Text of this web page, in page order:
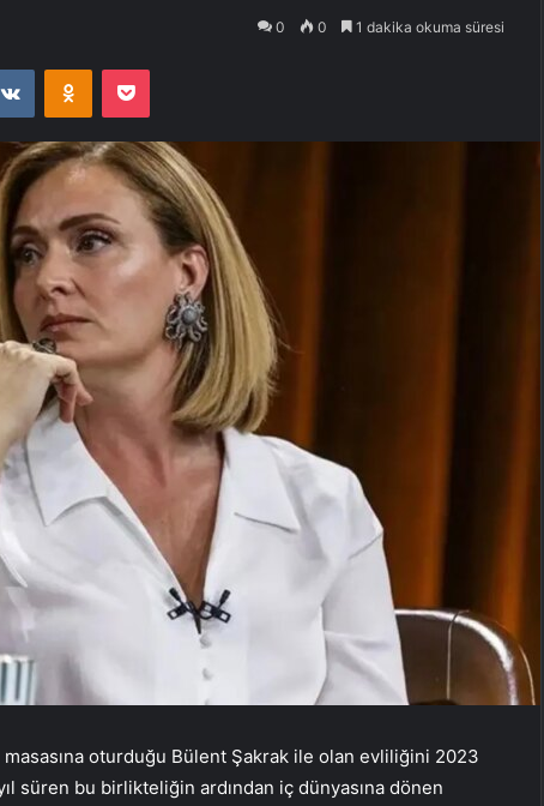
0 0 1 dakika okuma süresi
VKontakteOdnoklassniki
Pocket
masasına oturduğu Bülent Şakrak ile olan evliliğini 2023
süren bu birlikteliğin ardından iç dünyasına dönen